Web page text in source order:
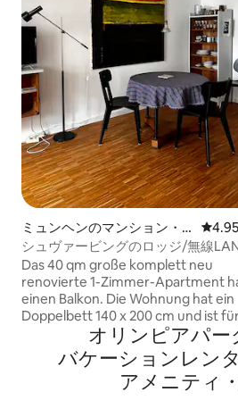
ミュンヘンのマンション・
アパート
レビ
シュヴァービングのロッジ/無線
1ベッドルームアパートメント
Das 40 qm große komplett neu
renovierte 1-Zimmer-Apartment
einen Balkon. Die Wohnung hat ein
Doppelbett 140 x 200 cm und ist
Personen ideal. Für den Start in
ist eine voll ausgestattet
mit Kühlschrank, Herdplatte,
Wasserkocher, Toaster und einer
オリンピアパー
バ⁠ケ⁠ー⁠シ⁠ョ⁠ン⁠レ⁠ン⁠
ア⁠メ⁠ニ⁠テ⁠ィ⁠